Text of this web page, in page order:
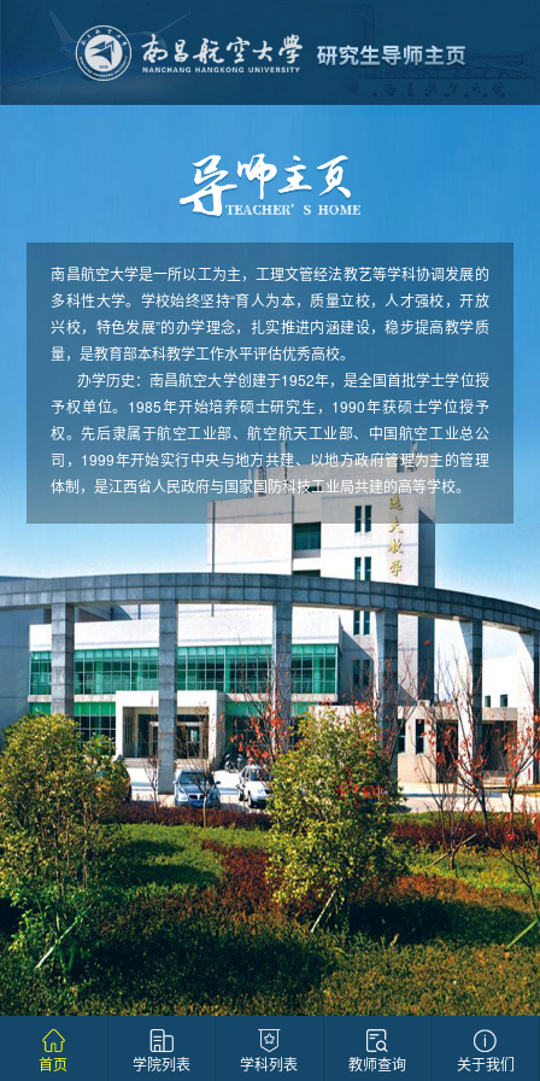
南昌航空大学是一所以工为主，工理文管经法教艺等学科协调发展的
多科性大学。学校始终坚持“育人为本，质量立校，人才强校，开放
兴校，特色发展”的办学理念，扎实推进内涵建设，稳步提高教学质
量，是教育部本科教学工作水平评估优秀高校。
办学历史：南昌航空大学创建于1952年，是全国首批学士学位授
予权单位。1985年开始培养硕士研究生，1990年获硕士学位授予
权。先后隶属于航空工业部、航空航天工业部、中国航空工业总公
司，1999年开始实行中央与地方共建、以地方政府管理为主的管理
体制，是江西省人民政府与国家国防科技工业局共建的高等学校。
首页 学院列表 学科列表 教师查询 关于我们